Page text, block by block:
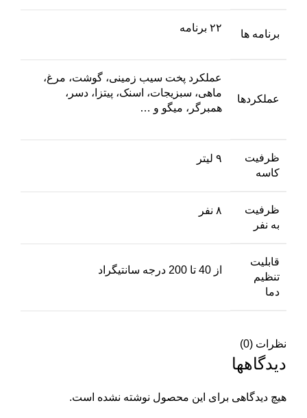
برنامه ها
۲۲ برنامه
عملکردها
عملکرد پخت سیب زمینی، گوشت، مرغ،
ماهی، سبزیجات، اسنک، پیتزا، دسر،
همبرگر، میگو و …
ظرفیت
کاسه
۹ لیتر
ظرفیت
به نفر
۸ نفر
قابلیت
تنظیم
دما
از 40 تا 200 درجه سانتیگراد
نظرات (0)
دیدگاهها
هیچ دیدگاهی برای این محصول نوشته نشده است.